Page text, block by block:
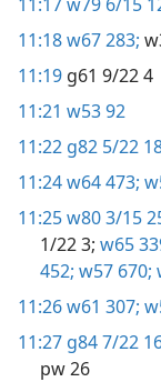
11:18w67 283;
11:19 g61 9/22 4
11:21 w53 92
11:22 g82 5/22
11:24w64 473;
11:25w80 3/15
1/22 3; w65
452; w57 670;
11:26w61 307;
11:27 g84 7/22
pw 26